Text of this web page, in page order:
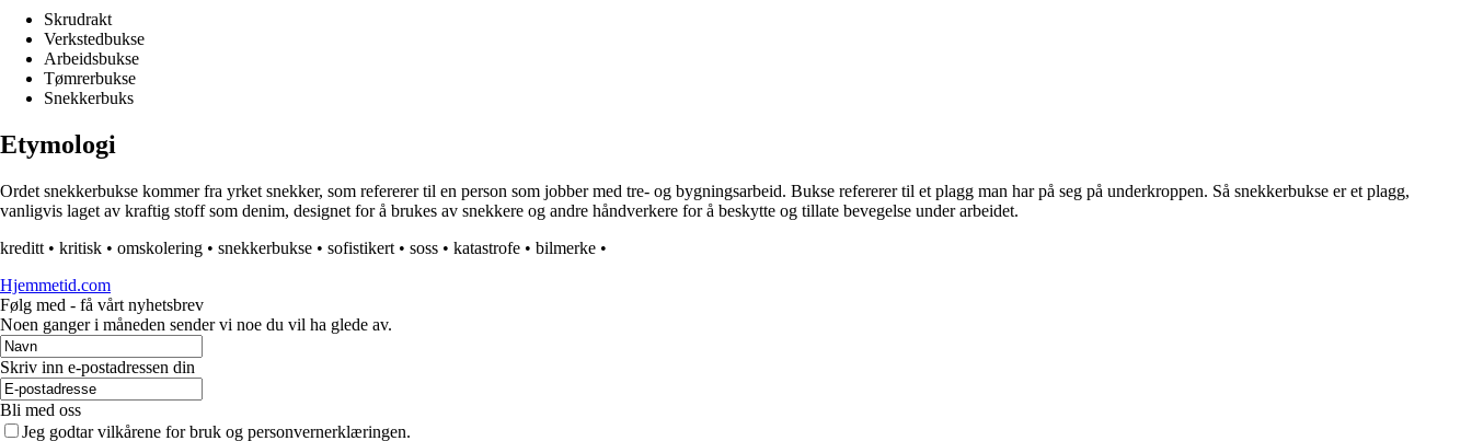
Skrudrakt
Verkstedbukse
Arbeidsbukse
Tømrerbukse
Snekkerbuks
Etymologi
Ordet snekkerbukse kommer fra yrket snekker, som refererer til en person som jobber med tre- og bygningsarbeid. Bukse refererer til et plagg man har på seg på underkroppen. Så snekkerbukse er et plagg,
vanligvis laget av kraftig stoff som denim, designet for å brukes av snekkere og andre håndverkere for å beskytte og tillate bevegelse under arbeidet.
kreditt • kritisk • omskolering • snekkerbukse • sofistikert • soss • katastrofe • bilmerke •
Hjemmetid.com
Følg med - få vårt nyhetsbrev
Noen ganger i måneden sender vi noe du vil ha glede av.
Skriv inn e-postadressen din
Bli med oss
Jeg godtar vilkårene for bruk og personvernerklæringen.